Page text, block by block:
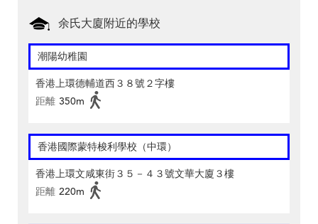
余氏大廈附近的學校
潮陽幼稚園
香港上環德輔道西３８號２字樓
距離 350m
香港國際蒙特梭利學校（中環）
香港上環文咸東街３５－４３號文華大廈３樓
距離 220m